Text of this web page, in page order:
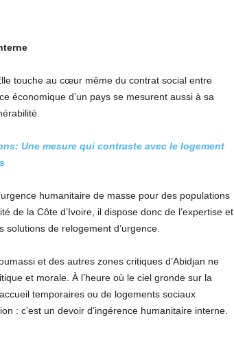
touche au cœur même du contrat social entre
économique d’un pays se mesurent aussi à sa
Une mesure qui contraste avec le logement
humanitaire de masse pour des populations
de la Côte d’Ivoire, il dispose donc de l’expertise et
de relogement d’urgence.
et des autres zones critiques d’Abidjan ne
et morale. À l’heure où le ciel gronde sur la
temporaires ou de logements sociaux
: c’est un devoir d’ingérence humanitaire interne.